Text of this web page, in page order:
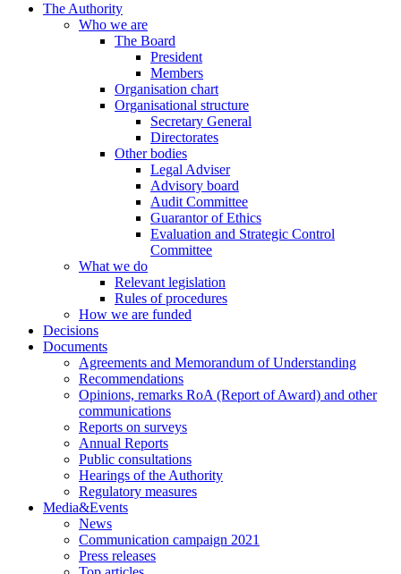
The Authority
Who we are
The Board
President
Members
Organisation chart
Organisational structure
Secretary General
Directorates
Other bodies
Legal Adviser
Advisory board
Audit Committee
Guarantor of Ethics
Evaluation and Strategic Control
Committee
What we do
Relevant legislation
Rules of procedures
How we are funded
Decisions
Documents
Agreements and Memorandum of Understanding
Recommendations
Opinions, remarks RoA (Report of Award) and other
communications
Reports on surveys
Annual Reports
Public consultations
Hearings of the Authority
Regulatory measures
Media&Events
News
Communication campaign 2021
Press releases